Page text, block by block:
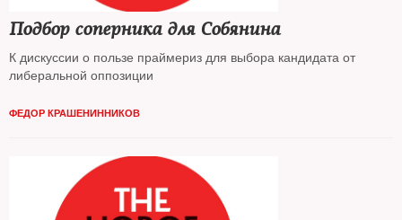
Подбор соперника для Собянина
К дискуссии о пользе праймериз для выбора кандидата от
либеральной оппозиции
ФЕДОР КРАШЕНИННИКОВ